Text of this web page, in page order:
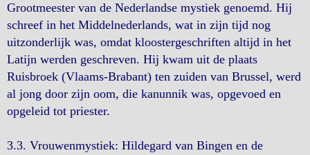
Grootmeester van de Nederlandse mystiek genoemd. Hij
schreef in het Middelnederlands, wat in zijn tijd nog
uitzonderlijk was, omdat kloostergeschriften altijd in het
Latijn werden geschreven. Hij kwam uit de plaats
Ruisbroek (Vlaams-Brabant) ten zuiden van Brussel, werd
al jong door zijn oom, die kanunnik was, opgevoed en
opgeleid tot priester.
3.3. Vrouwenmystiek: Hildegard van Bingen en de